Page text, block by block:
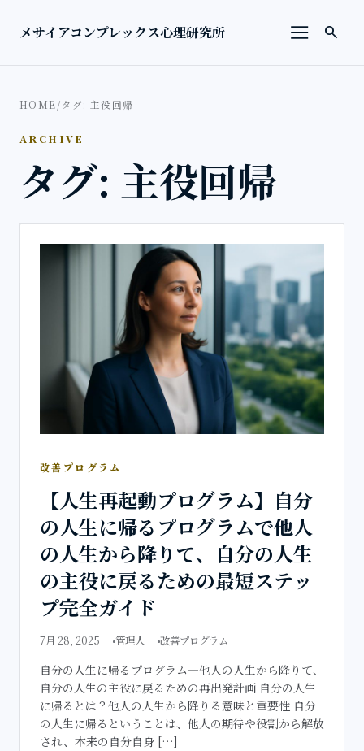
メサイアコンプレックス心理研究所
メニュー
検索を
search
HOME/タグ: 主役回帰
ARCHIVE
タグ: 主役回帰
改善プログラム
【人生再起動プログラム】自分
の人生に帰るプログラムで他人
の人生から降りて、自分の人生
の主役に戻るための最短ステッ
プ完全ガイド
7月 28, 2025 管理人 改善プログラム
自分の人生に帰るプログラム―他人の人生から降りて、
自分の人生の主役に戻るための再出発計画 自分の人生
に帰るとは？他人の人生から降りる意味と重要性 自分
の人生に帰るということは、他人の期待や役割から解放
され、本来の自分自身 […]